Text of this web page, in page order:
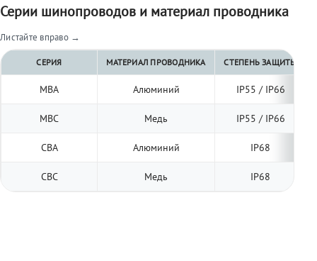
Серии шинопроводов и материал проводника
Листайте вправо →
СЕРИЯ МАТЕРИАЛ ПРОВОДНИКА СТЕПЕНЬ ЗАЩИТЫ
МВА Алюминий IP55 / IP66
МВС Медь IP55 / IP66
СВА Алюминий IP68
СВС Медь IP68